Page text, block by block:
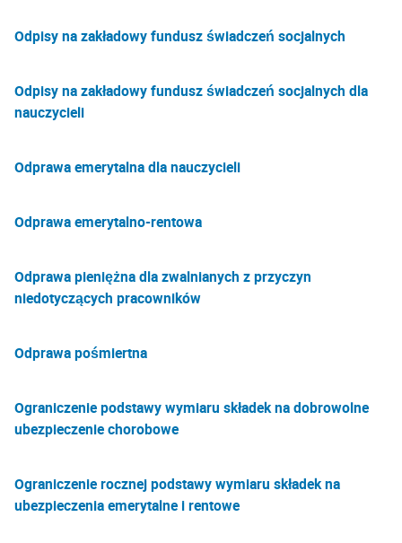
Odpisy na zakładowy fundusz świadczeń socjalnych
Odpisy na zakładowy fundusz świadczeń socjalnych dla
nauczycieli
Odprawa emerytalna dla nauczycieli
Odprawa emerytalno-rentowa
Odprawa pieniężna dla zwalnianych z przyczyn
niedotyczących pracowników
Odprawa pośmiertna
Ograniczenie podstawy wymiaru składek na dobrowolne
ubezpieczenie chorobowe
Ograniczenie rocznej podstawy wymiaru składek na
ubezpieczenia emerytalne i rentowe